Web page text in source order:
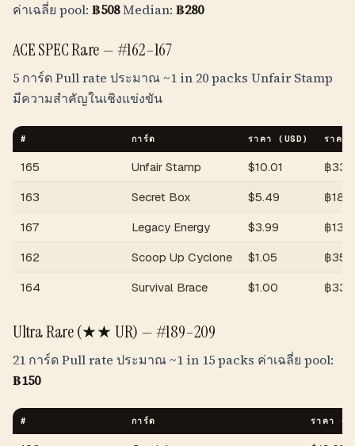
ค่าเฉลี่ย pool: ฿508Median: ฿280
ACE SPEC Rare —#162–167
5 การ์ด Pull rate ประมาณ ~1 in 20 packs Unfair Stamp
มีความสำคัญในเชิงแข่งขัน
# การ์ด ราคา (USD) ราคา
165 Unfair Stamp $10.01 ฿333
163
Secret Box $5.49 ฿183
167
Legacy Energy $3.99 ฿133
162
Scoop Up Cyclone $1.05 ฿35
164
Survival Brace $1.00 ฿33
Ultra Rare (★★ UR) —#189–209
21 การ์ด Pull rate ประมาณ ~1 in 15 packs ค่าเฉลี่ย pool:
฿150
# การ์ด ราคา